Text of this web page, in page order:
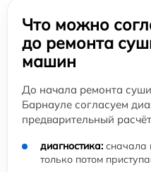
Что можно
до ремонта
машин
До начала ремонта
Барнауле согласуем
предварительный
диагностика: сначала
только потом